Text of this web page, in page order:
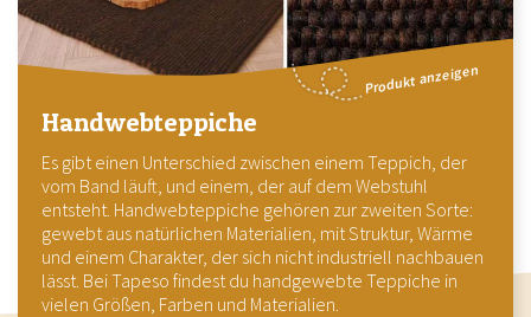
Handwebteppiche
Es gibt einen Unterschied zwischen einem Teppich, der
vom Band läuft, und einem, der auf dem Webstuhl
entsteht. Handwebteppiche gehören zur zweiten Sorte:
gewebt aus natürlichen Materialien, mit Struktur, Wärme
und einem Charakter, der sich nicht industriell nachbauen
lässt. Bei Tapeso findest du handgewebte Teppiche in
vielen Größen, Farben und Materialien.
Produkt anzeigen